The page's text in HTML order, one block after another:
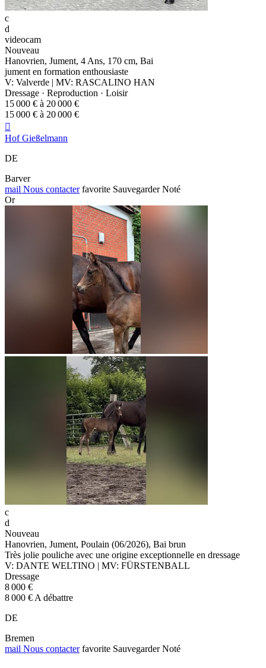
c
d
videocam
Nouveau
Hanovrien, Jument, 4 Ans, 170 cm, Bai
jument en formation enthousiaste
V: Valverde | MV: RASCALINO HAN
Dressage · Reproduction · Loisir
15 000 € à 20 000 €
15 000 € à 20 000 €

Hof Gießelmann
DE
Barver
mail Nous contacter favorite Sauvegarder Noté
Or
c
d
Nouveau
Hanovrien, Jument, Poulain (06/2026), Bai brun
Très jolie pouliche avec une origine exceptionnelle en dressage
V: DANTE WELTINO | MV: FÜRSTENBALL
Dressage
8 000 €
8 000 € A débattre
DE
Bremen
mail Nous contacter favorite Sauvegarder Noté